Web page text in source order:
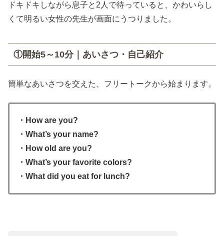
ドキドキしながら息子と2人で待っていると、かわいらし
くて明るい女性の先生が画面にうつりました。
①開始5～10分｜あいさつ・自己紹介
簡単なあいさつを交えた、フリートークから始まります。
・How are you?
・What’s your name?
・How old are you?
・What’s your favorite colors?
・What did you eat for lunch?